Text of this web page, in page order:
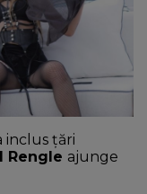
inclus țări
Rengle ajunge